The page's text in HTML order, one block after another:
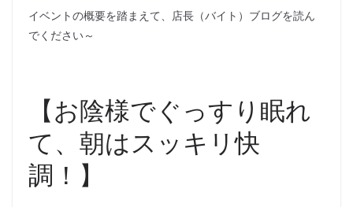
イベントの概要を踏まえて、店長（バイト）ブログを読ん
でください～
【お陰様でぐっすり眠れ
て、朝はスッキリ快
調！】